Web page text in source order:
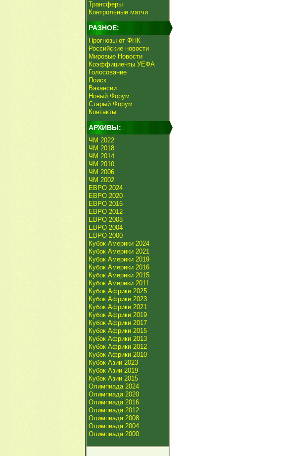
Трансферы
Контрольные матчи
РАЗНОЕ:
Прогнозы от ФНК
Российские новости
Мировые Новости
Коэффициенты УЕФА
Голосование
Поиск
Вакансии
Новый Форум
Старый Форум
Контакты
АРХИВЫ:
ЧМ 2022
ЧМ 2018
ЧМ 2014
ЧМ 2010
ЧМ 2006
ЧМ 2002
ЕВРО 2024
ЕВРО 2020
ЕВРО 2016
ЕВРО 2012
ЕВРО 2008
ЕВРО 2004
ЕВРО 2000
Кубок Америки 2024
Кубок Америки 2021
Кубок Америки 2019
Кубок Америки 2016
Кубок Америки 2015
Кубок Америки 2011
Кубок Африки 2025
Кубок Африки 2023
Кубок Африки 2021
Кубок Африки 2019
Кубок Африки 2017
Кубок Африки 2015
Кубок Африки 2013
Кубок Африки 2012
Кубок Африки 2010
Кубок Азии 2023
Кубок Азии 2019
Кубок Азии 2015
Олимпиада 2024
Олимпиада 2020
Олимпиада 2016
Олимпиада 2012
Олимпиада 2008
Олимпиада 2004
Олимпиада 2000